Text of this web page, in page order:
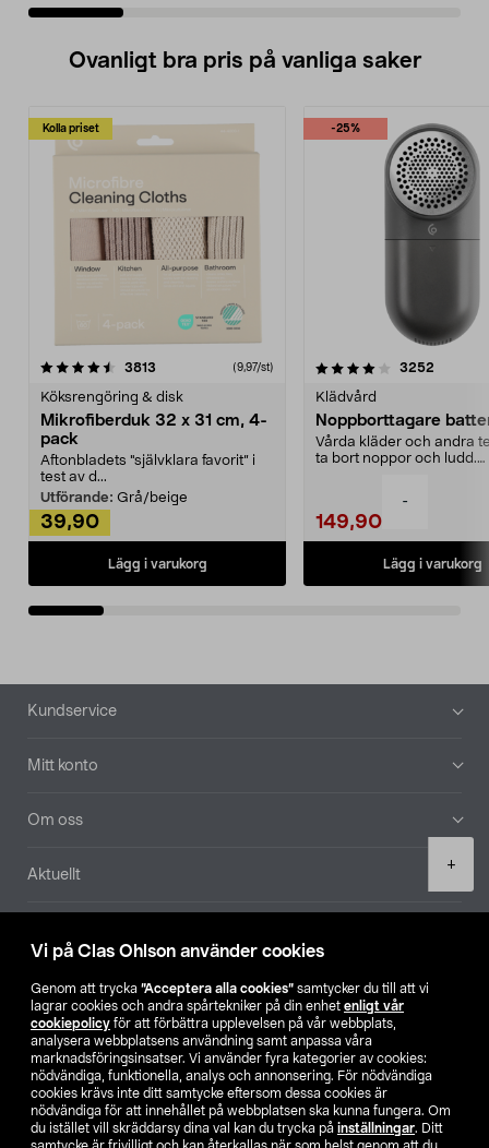
Vi på Clas Ohlson använder cookies
Genom att trycka ”Acceptera alla cookies” samtycker du till att vi
lagrar cookies och andra spårtekniker på din enhet enligt vår
cookiepolicy för att förbättra upplevelsen på vår webbplats,
analysera webbplatsens användning samt anpassa våra
marknadsföringsinsatser. Vi använder fyra kategorier av cookies:
nödvändiga, funktionella, analys och annonsering. För nödvändiga
cookies krävs inte ditt samtycke eftersom dessa cookies är
nödvändiga för att innehållet på webbplatsen ska kunna fungera. Om
du istället vill skräddarsy dina val kan du trycka på inställningar. Ditt
-
+
Ovanligt bra pris på vanliga saker
Kolla priset
3813 (9,97/st)
Köksrengöring & disk
Mikrofiberduk 32 x 31 cm, 4-
pack
Aftonbladets "självklara favorit” i
test av d...
Utförande: Grå/beige
39,90
Lägg i varukorg
-25%
4.0av 5 stjärnor 3252
Klädvård
Noppborttagare
Vårda kläder och andra
ta bort noppor och ludd.
149,90
Lägg i varukorg
4.5av 5 stjärnor
Sidfot
Kundservice
Mitt konto
Om oss
Aktuellt
Hitta butik
SE NO FI